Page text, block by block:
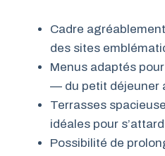
Cadre
des sites
Menus adaptés
— du petit déjeuner
Terrasses
idéales pour
Possibilité de